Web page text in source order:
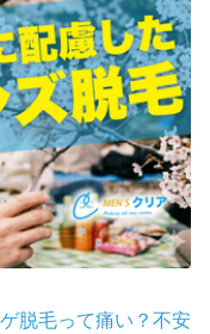
脱毛って痛い？不安